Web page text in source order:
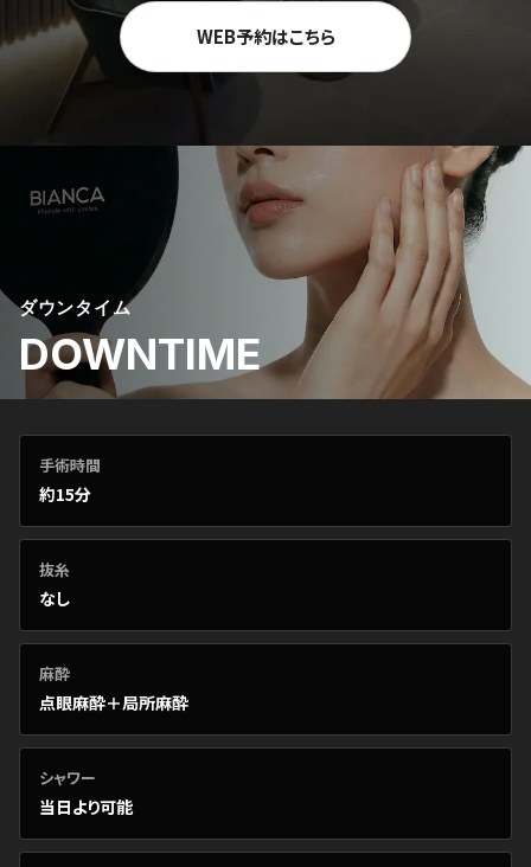
WEB予約はこちら
ダウンタイム
DOWNTIME
手術時間
約15分
抜糸
なし
麻酔
点眼麻酔＋局所麻酔
シャワー
当日より可能